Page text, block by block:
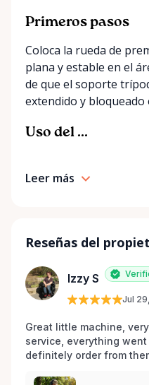
Primeros pasos
Coloca la rueda de
plana y estable en el
de que el soporte
extendido y bloqueado
Uso del ...
Leer más
Reseñas del
Izzy S
Jul
Great little machine,
service, everything
definitely order from